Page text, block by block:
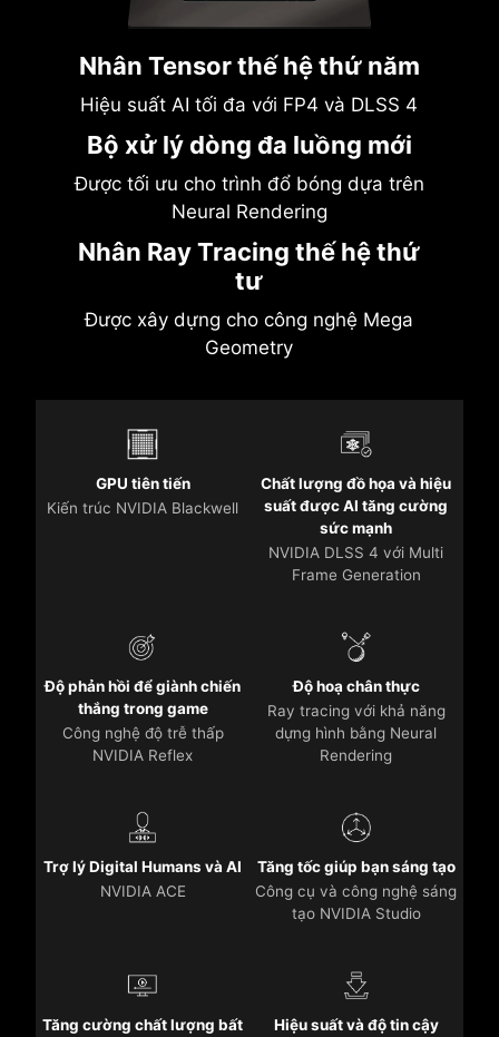
Nhân Tensor thế hệ thứ năm
Hiệu suất AI tối đa với FP4 và DLSS 4
Bộ xử lý dòng đa luồng mới
Được tối ưu cho trình đổ bóng dựa trên
Neural Rendering
Nhân Ray Tracing thế hệ thứ
tư
Được xây dựng cho công nghệ Mega
Geometry
GPU tiên tiến
Kiến trúc NVIDIA Blackwell
Chất lượng đồ họa và hiệu
suất được AI tăng cường
sức mạnh
NVIDIA DLSS 4 với Multi
Frame Generation
Độ phản hồi để giành chiến
thắng trong game
Công nghệ độ trễ thấp
NVIDIA Reflex
Độ hoạ chân thực
Ray tracing với khả năng
dựng hình bằng Neural
Rendering
Trợ lý Digital Humans và AI
NVIDIA ACE
Tăng tốc giúp bạn sáng tạo
Công cụ và công nghệ sáng
tạo NVIDIA Studio
Tăng cường chất lượng bất
Hiệu suất và độ tin cậy